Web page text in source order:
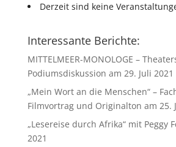
Derzeit sind keine
Interessante Berichte:
MITTELMEER-MONOLOGE –
Podiumsdiskussion am 29. Juli 2021
„Mein Wort an die Menschen“ –
Filmvortrag und Originalton am 25.
„Lesereise durch Afrika“ mit Peggy
2021